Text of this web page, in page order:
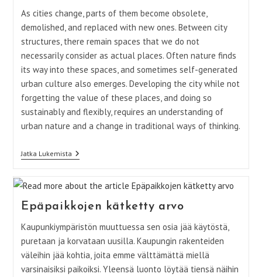
As cities change, parts of them become obsolete,
demolished, and replaced with new ones. Between city
structures, there remain spaces that we do not
necessarily consider as actual places. Often nature finds
its way into these spaces, and sometimes self-generated
urban culture also emerges. Developing the city while not
forgetting the value of these places, and doing so
sustainably and flexibly, requires an understanding of
urban nature and a change in traditional ways of thinking.
Jatka LukemistaThe
Of
Non-
Places
Epäpaikkojen kätketty arvo
Kaupunkiympäristön muuttuessa sen osia jää käytöstä,
puretaan ja korvataan uusilla. Kaupungin rakenteiden
väleihin jää kohtia, joita emme välttämättä miellä
varsinaisiksi paikoiksi. Yleensä luonto löytää tiensä näihin